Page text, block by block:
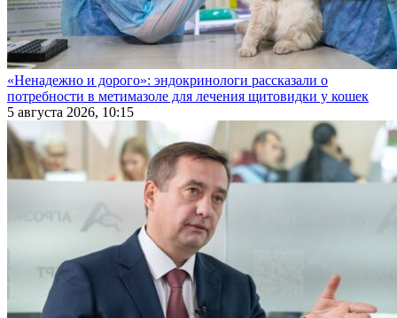
«Ненадежно и дорого»: эндокринологи рассказали о
потребности в метимазоле для лечения щитовидки у кошек
5 августа 2026, 10:15